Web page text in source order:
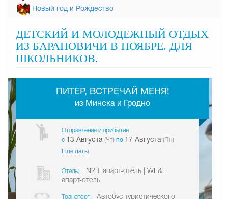
Новый год и Рождество
ДЕТСКИЙ И МОЛОДЕЖНЫЙ ОТДЫХ
ИЗ БАРАНОВИЧИ В НОЯБРЕ. ДЛЯ
ШКОЛЬНИКОВ.
ПИТЕР, ВСТРЕЧАЙ МЕНЯ!
из Минска и Гродно
Отправление и прибытие
c 13 Августа (Чт) по 17 Августа (Пн)
Еще даты
Отель:
IN2IT апарт-отель | WE&I
апарт-отель
Транспорт: Автобус туристического
-